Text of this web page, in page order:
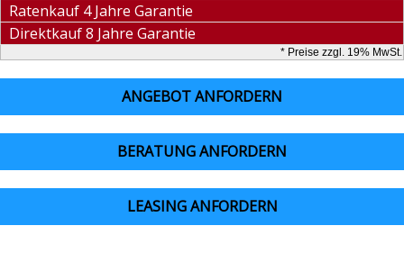
Ratenkauf 4 Jahre Garantie
Direktkauf 8 Jahre Garantie
* Preise zzgl. 19% MwSt.
ANGEBOT ANFORDERN
BERATUNG ANFORDERN
LEASING ANFORDERN